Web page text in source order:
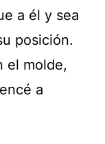
a él y sea
posición.
el molde,
a